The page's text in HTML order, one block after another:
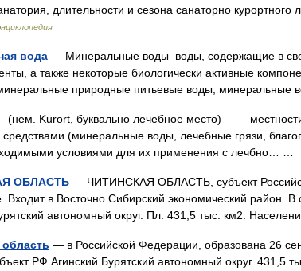
длительности и сезона санаторно
вода — Минеральные воды воды, содержащие в
а также некоторые биологически активные
природные питьевые воды,
(нем. Kurort, буквально лечебное место)
(минеральные воды, лечебные грязи,
условиями для их применения с лечбно… …
ОБЛАСТЬ — ЧИТИНСКАЯ ОБЛАСТЬ, субъект
Входит в Восточно Сибирский экономический район. В
автономный округ. Пл. 431,5 тыс. км2.
— в Российской Федерации, образована 26
РФ Агинский Бурятский автономный округ. 431,5